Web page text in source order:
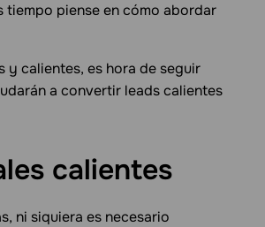
tiempo piense en cómo abordar
y calientes, es hora de seguir
a convertir leads calientes
calientes
ni siquiera es necesario